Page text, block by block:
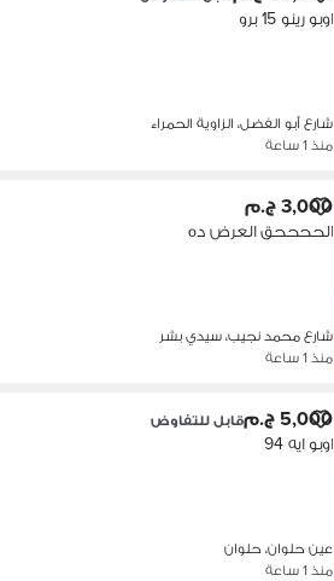
اوبو رينو 15 برو
شارع أبو الفضل، الزاوية الحمراء
منذ 1 ساعة
3,000 ج.م
الححححق العرض ده
شارع محمد نجيب، سيدي بشر
منذ 1 ساعة
5,000 ج.م قابل للتفاوض
اوبو ايه 94
عين حلوان، حلوان
منذ 1 ساعة